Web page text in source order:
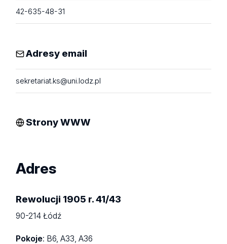
42-635-48-31
Adresy email
sekretariat.ks@uni.lodz.pl
Strony WWW
Adres
Rewolucji 1905 r. 41/43
90-214 Łódź
Pokoje: B6, A33, A36